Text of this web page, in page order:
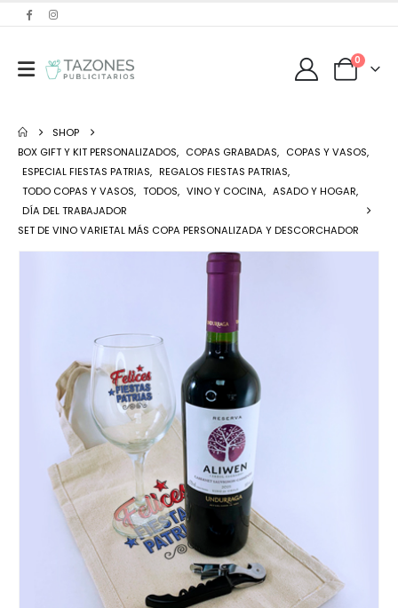
0
SHOP
BOX GIFT Y KIT PERSONALIZADOS, COPAS GRABADAS, COPAS Y VASOS,
ESPECIAL FIESTAS PATRIAS, REGALOS FIESTAS PATRIAS,
TODO COPAS Y VASOS, TODOS, VINO Y COCINA, ASADO Y HOGAR,
DÍA DEL TRABAJADOR
SET DE VINO VARIETAL MÁS COPA PERSONALIZADA Y DESCORCHADOR